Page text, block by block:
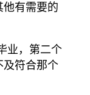
他有需要的
业，第二个
及符合那个